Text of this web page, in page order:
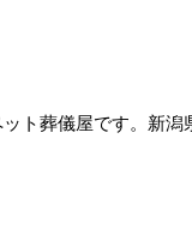
ト葬儀屋です。新